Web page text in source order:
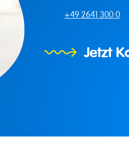
+49 2641 300 0
Jetzt